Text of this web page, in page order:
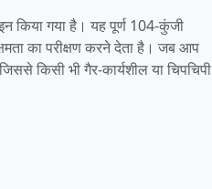
किया गया है। यह पूर्ण 104‑कुंजी
का परीक्षण करने देता है। जब आप
किसी भी गैर‑कार्यशील या चिपचिपी